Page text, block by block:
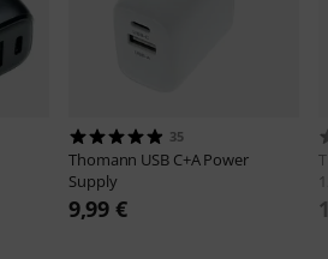
35
Thomann USB C+A Power
Supply
9,99 €